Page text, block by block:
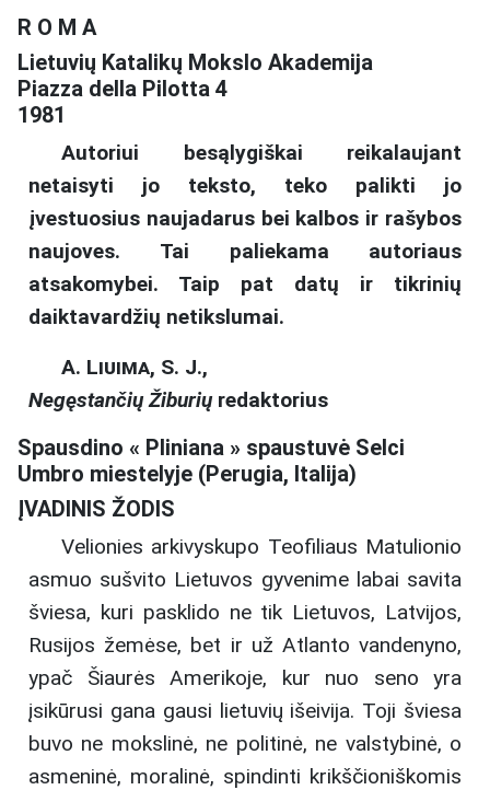
R O M A
Lietuvių Katalikų Mokslo Akademija
Piazza della Pilotta 4
1981
Autoriui besąlygiškai reikalaujant
netaisyti jo teksto, teko palikti jo
įvestuosius naujadarus bei kalbos ir rašybos
naujoves. Tai paliekama autoriaus
atsakomybei. Taip pat datų ir tikrinių
daiktavardžių netikslumai.
A. Liuima, S. J.,
Negęstančių Žiburiųredaktorius
Spausdino « Pliniana » spaustuvė Selci
Umbro miestelyje (Perugia, Italija)
ĮVADINIS ŽODIS
Velionies arkivyskupo Teofiliaus Matulionio
asmuo sušvito Lietuvos gyvenime labai savita
šviesa, kuri pasklido ne tik Lietuvos, Latvijos,
Rusijos žemėse, bet ir už Atlanto vandenyno,
ypač Šiaurės Amerikoje, kur nuo seno yra
įsikūrusi gana gausi lietuvių išeivija. Toji šviesa
buvo ne mokslinė, ne politinė, ne valstybinė, o
asmeninė, moralinė, spindinti krikščioniškomis